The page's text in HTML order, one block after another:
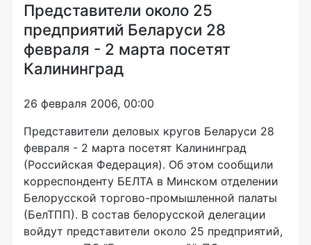
Представители около 25
предприятий Беларуси 28
февраля - 2 марта посетят
Калининград
26 февраля 2006, 00:00
Представители деловых кругов Беларуси 28
февраля - 2 марта посетят Калининград
(Российская Федерация). Об этом сообщили
корреспонденту БЕЛТА в Минском отделении
Белорусской торгово-промышленной палаты
(БелТПП). В состав белорусской делегации
войдут представители около 25 предприятий,